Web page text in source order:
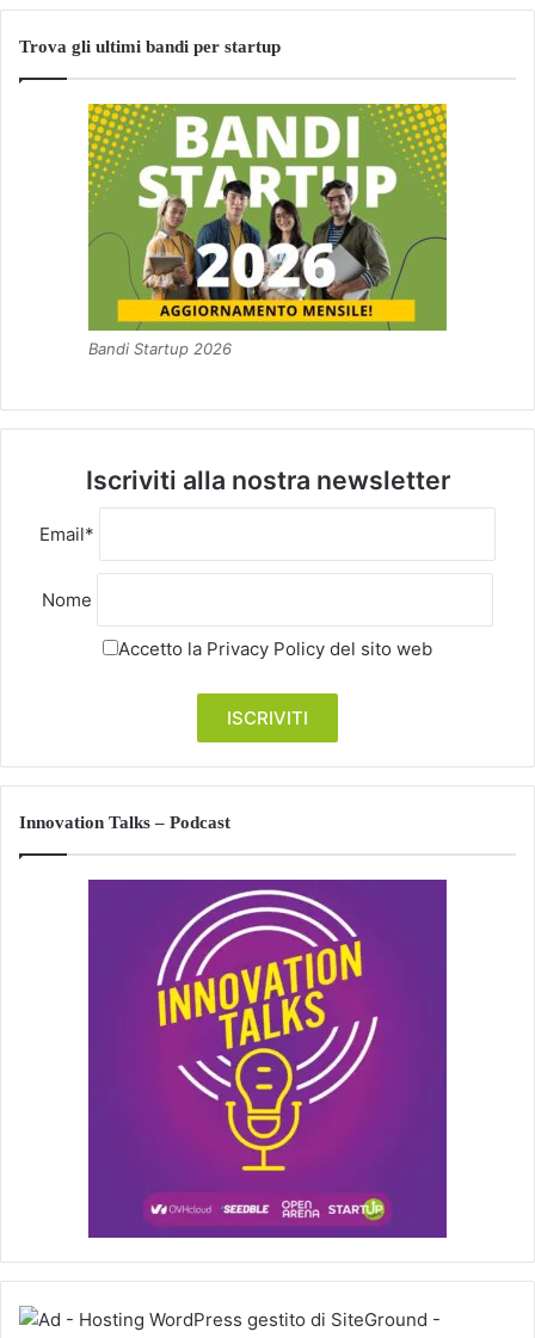
Trova gli ultimi bandi per startup
Bandi Startup 2026
Iscriviti alla nostra newsletter
Email*
Nome
Accetto la Privacy Policy del sito web
Innovation Talks – Podcast